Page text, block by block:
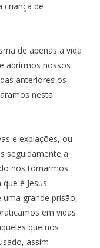
criança de
de apenas a vida
abrirmos nossos
anteriores os
nesta
e expiações, ou
seguidamente a
nos tornarmos
é Jesus.
uma grande prisão,
em vidas
que nos
assim